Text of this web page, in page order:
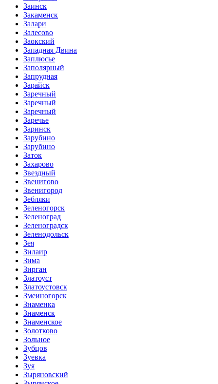
Заинск
Закаменск
Залари
Залесово
Заокский
Западная Двина
Заплюсье
Заполярный
Запрудная
Зарайск
Заречный
Заречный
Заречный
Заречье
Заринск
Зарубино
Зарубино
Заток
Захарово
Звездный
Звенигово
Звенигород
Зебляки
Зеленогорск
Зеленоград
Зеленоградск
Зеленодольск
Зея
Зилаир
Зима
Зирган
Златоуст
Златоустовск
Змеиногорск
Знаменка
Знаменск
Знаменское
Золотково
Зольное
Зубцов
Зуевка
Зуя
Зыряновский